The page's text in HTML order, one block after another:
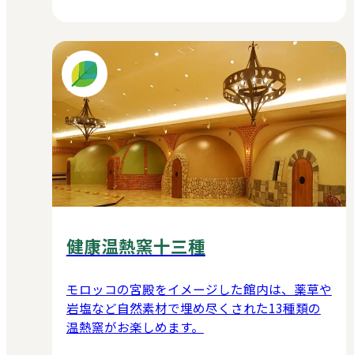
健康温熱窯十三種
モロッコの宮殿をイメージした館内は、薬草や
岩塩など自然素材で埋め尽くされた13種類の
温熱窯がお楽しめます。